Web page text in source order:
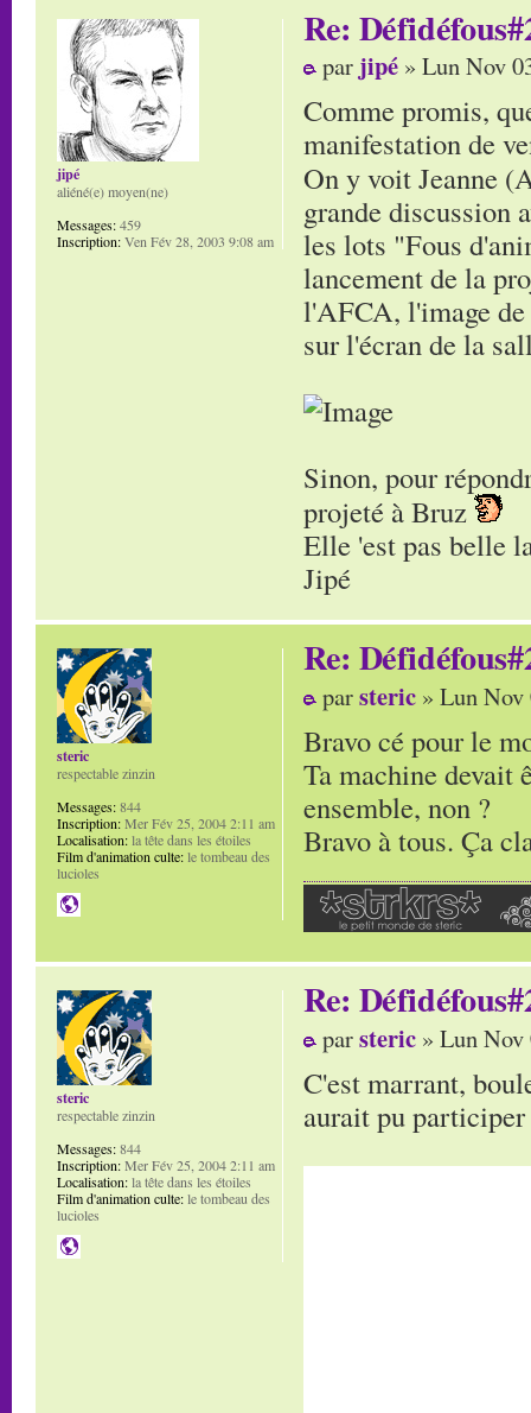
Re:
par jipé » Lun Nov
Comme promis,
manifestation de
On y voit Jeanne
grande discussion
les lots "Fous
lancement de la
l'AFCA, l'image de
sur l'écran de la
Sinon, pour
projeté à Bruz
Elle 'est pas belle
Jipé
jipé
aliéné(e) moyen(ne)
Messages:459
Inscription:Ven Fév 28, 2003 9:08 am
Re:
parsteric » Lun Nov
Bravo cé pour le
Ta machine devait
ensemble, non ?
Bravo à tous. Ça
steric
respectable zinzin
Messages:844
Inscription:Mer Fév 25, 2004 2:11 am
Localisation:la tête dans les étoiles
Film d'animation culte:le tombeau des
lucioles
Re:
parsteric » Lun Nov
C'est marrant,
aurait pu
steric
respectable zinzin
Messages:844
Inscription:Mer Fév 25, 2004 2:11 am
Localisation:la tête dans les étoiles
Film d'animation culte:le tombeau des
lucioles